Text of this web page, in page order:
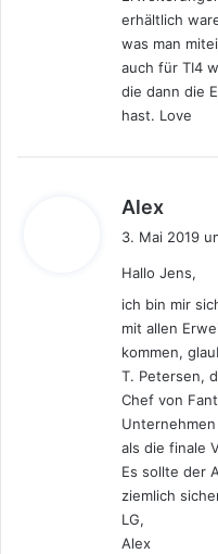
erhältlich
was man
auch für TI4
die dann die
hast. Love
Alex
a
t
:
3. Mai 2019
Hallo Jens,
ich bin mir
mit allen
kommen,
T. Petersen,
Chef von
als die finale
Es sollte der
ziemlich
LG,
Alex